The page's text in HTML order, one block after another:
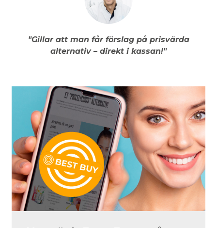
"Gillar att man får förslag på prisvärda
alternativ – direkt i kassan!"